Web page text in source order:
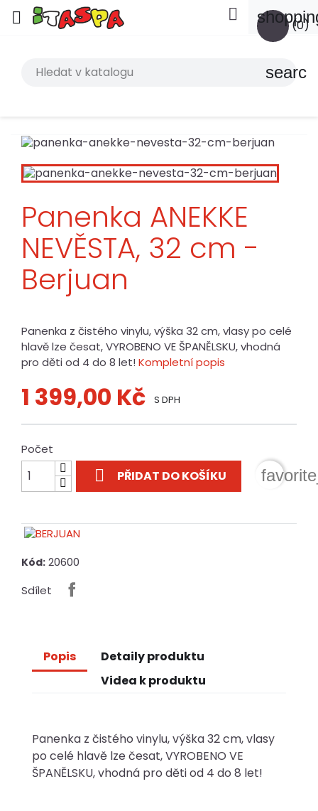
 (0)

search
Panenka ANEKKE
NEVĚSTA, 32 cm -
Berjuan
Panenka z čistého vinylu, výška 32 cm, vlasy po celé
hlavě lze česat, VYROBENO VE ŠPANĚLSKU, vhodná
pro děti od 4 do 8 let! Kompletní popis
1 399,00 Kč S DPH
Počet
 PŘIDAT DO KOŠÍKU
Kód: 20600
Sdílet
Popis
Detaily produktu
Videa k produktu
Panenka z čistého vinylu, výška 32 cm, vlasy
po celé hlavě lze česat, VYROBENO VE
ŠPANĚLSKU, vhodná pro děti od 4 do 8 let!